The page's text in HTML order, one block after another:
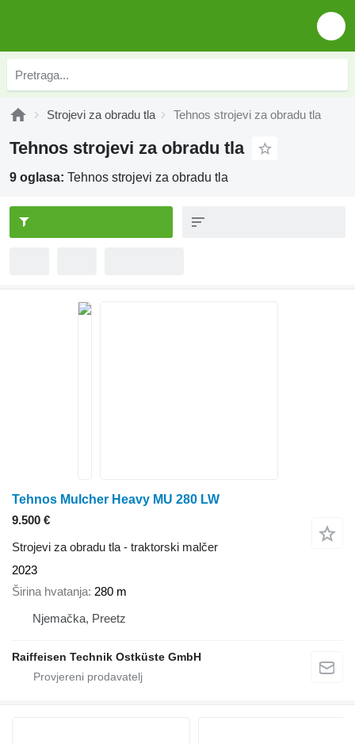
Strojevi za obradu tla Tehnos strojevi za obradu tla
Tehnos strojevi za obradu tla
9 oglasa: Tehnos strojevi za obradu tla
Tehnos Mulcher Heavy MU 280 LW
9.500 €
Strojevi za obradu tla - traktorski malčer
2023
Širina hvatanja 280 m
Njemačka, Preetz
Raiffeisen Technik Ostküste GmbH